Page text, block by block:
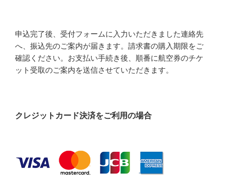
申込完了後、受付フォームに入力いただきました連絡先
へ、振込先のご案内が届きます。請求書の購入期限をご
確認ください。お支払い手続き後、順番に航空券のチケ
ット受取のご案内を送信させていただきます。
クレジットカード決済をご利用の場合